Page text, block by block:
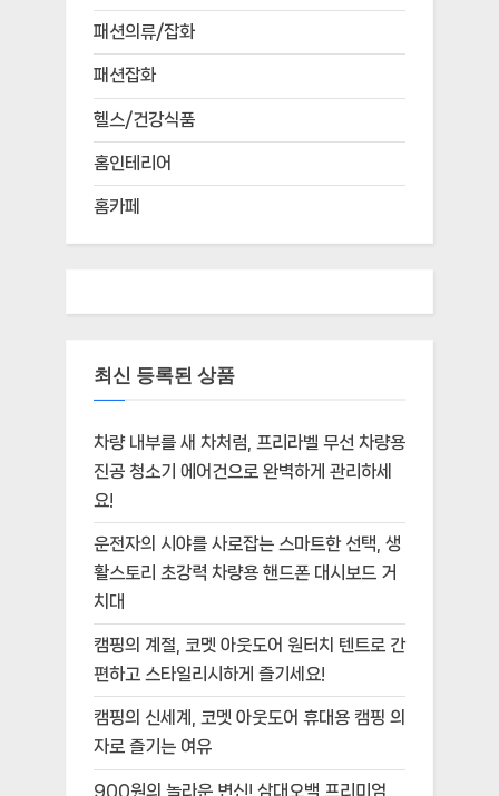
패션의류/잡화
패션잡화
헬스/건강식품
홈인테리어
홈카페
최신 등록된 상품
차량 내부를 새 차처럼, 프리라벨 무선 차량용
진공 청소기 에어건으로 완벽하게 관리하세
요!
운전자의 시야를 사로잡는 스마트한 선택, 생
활스토리 초강력 차량용 핸드폰 대시보드 거
치대
캠핑의 계절, 코멧 아웃도어 원터치 텐트로 간
편하고 스타일리시하게 즐기세요!
캠핑의 신세계, 코멧 아웃도어 휴대용 캠핑 의
자로 즐기는 여유
900원의 놀라운 변신! 삼대오백 프리미엄